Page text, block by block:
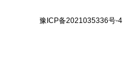
豫ICP备2021035336号-4